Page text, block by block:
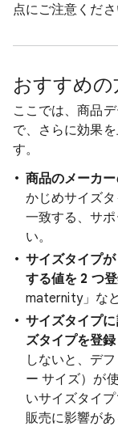
点にご注意くださ
おすすめの
ここでは、商品
で、さらに効果
す。
商品のメーカー
かじめサイズ
一致する、サ
い。
サイズタイプ
する値を 2 つ登
maternity」など
サイズタイプ
ズタイプを登録
しないと、デ
ー サイズ）が
いサイズタイ
販売に影響があ